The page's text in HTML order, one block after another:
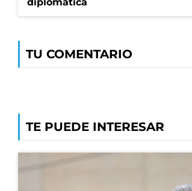
TU COMENTARIO
TE PUEDE INTERESAR